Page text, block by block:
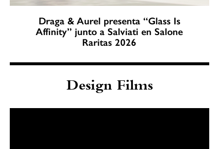
Draga & Aurel presenta “Glass Is
Affinity” junto a Salviati en Salone
Raritas 2026
Design Films